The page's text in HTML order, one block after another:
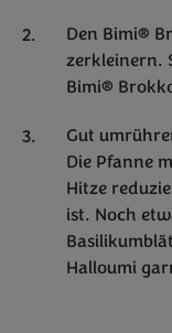
Den Bimi®
zerkleinern.
Bimi®
Gut
Die Pfanne
Hitze
ist. Noch
Halloumi